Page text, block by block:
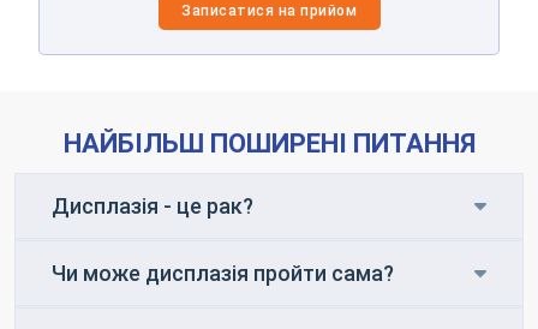
Записатися на прийом
НАЙБІЛЬШ ПОШИРЕНІ ПИТАННЯ
Дисплазія - це рак?
Чи може дисплазія пройти сама?